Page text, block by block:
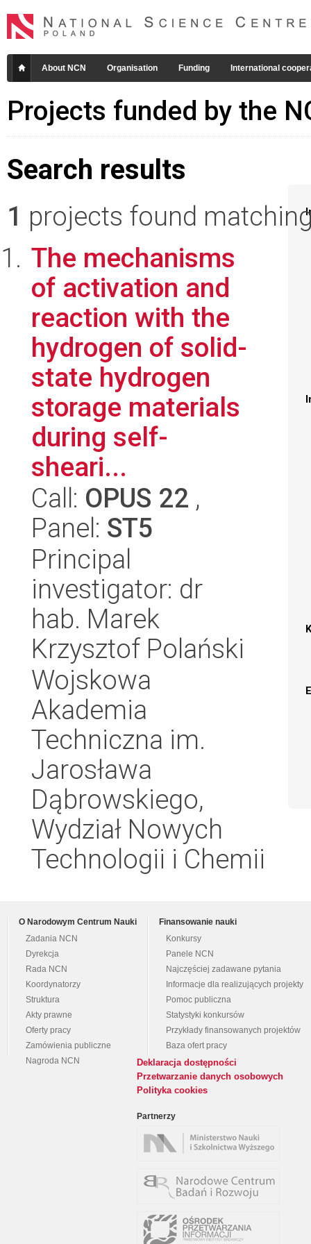
About NCN Organisation Funding International
Projects funded by the
Search results
1 projects found
The mechanisms
of activation and
reaction with the
hydrogen of solid-
state hydrogen
storage materials
during self-
sheari...
Call: OPUS 22 ,
Panel: ST5
Principal
investigator: dr
hab. Marek
Krzysztof Polański
Wojskowa
Akademia
Techniczna im.
Jarosława
Dąbrowskiego,
Wydział Nowych
Technologii i Chemii
O Narodowym Centrum Nauki
Zadania NCN
Dyrekcja
Rada NCN
Koordynatorzy
Struktura
Akty prawne
Oferty pracy
Zamówienia publiczne
Nagroda NCN
Finansowanie nauki
Konkursy
Panele NCN
Najczęściej zadawane pytania
Informacje dla realizujących projekty
Pomoc publiczna
Statystyki konkursów
Przykłady finansowanych projektów
Baza ofert pracy
Deklaracja dostępności
Przetwarzanie danych osobowych
Polityka cookies
Partnerzy